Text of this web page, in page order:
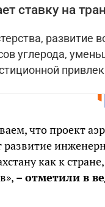
ставку на
развитие
углерода,
что проект
развитие
как к
– отметили в